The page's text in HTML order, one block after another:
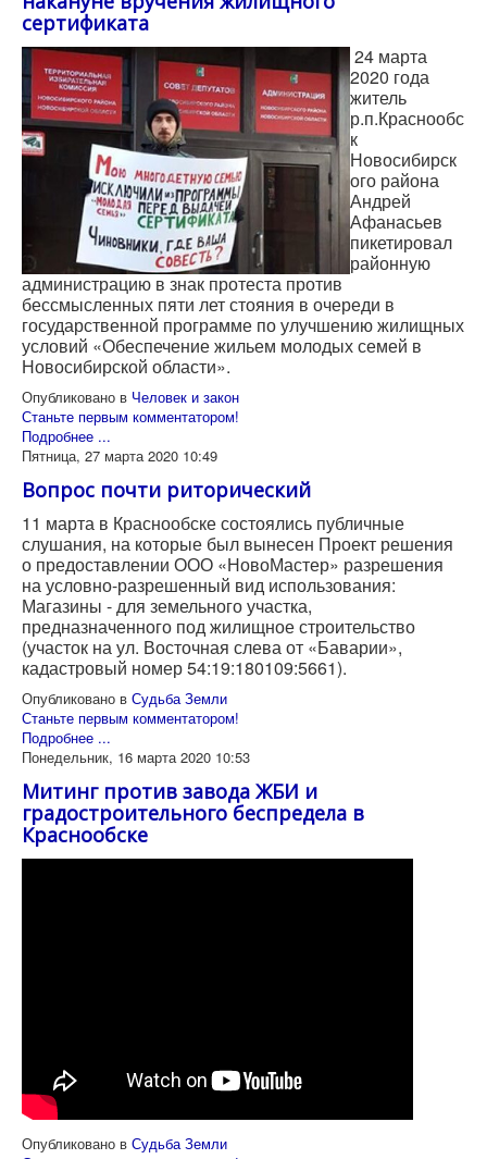
сертификата
24 марта
2020 года
житель
р.п.Краснообс
к
Новосибирск
ого района
Андрей
Афанасьев
пикетировал
районную
администрацию в знак протеста против
бессмысленных пяти лет стояния в очереди в
государственной программе по улучшению жилищных
условий «Обеспечение жильем молодых семей в
Новосибирской области».
Опубликовано в Человек и закон
Станьте первым комментатором!
Подробнее ...
Пятница, 27 марта 2020 10:49
Вопрос почти риторический
11 марта в Краснообске состоялись публичные
слушания, на которые был вынесен Проект решения
о предоставлении ООО «НовоМастер» разрешения
на условно-разрешенный вид использования:
Магазины - для земельного участка,
предназначенного под жилищное строительство
(участок на ул. Восточная слева от «Баварии»,
кадастровый номер 54:19:180109:5661).
Опубликовано в Судьба Земли
Станьте первым комментатором!
Подробнее ...
Понедельник, 16 марта 2020 10:53
Митинг против завода ЖБИ и
градостроительного беспредела в
Краснообске
Опубликовано в Судьба Земли